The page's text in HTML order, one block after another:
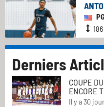
PG
Derniers
COUPE
ENCORE
Il y a 30